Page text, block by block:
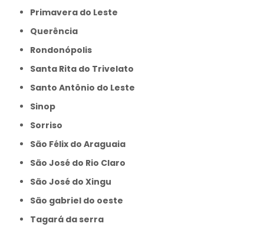
Primavera do Leste
Querência
Rondonópolis
Santa Rita do Trivelato
Santo Antônio do Leste
Sinop
Sorriso
São Félix do Araguaia
São José do Rio Claro
São José do Xingu
São gabriel do oeste
Tagará da serra